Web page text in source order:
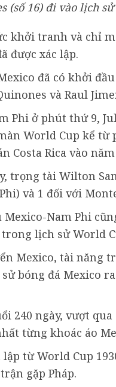
(số 16) đi vào lịch
khởi tranh và chỉ
được xác lập.
đã có khởi
và Raul
Phi ở phút thứ 9,
World Cup kể từ
Costa Rica vào năm
trọng tài Wilton
và 1 đối với
Mexico-Nam Phi
lịch sử World
Mexico, tài năng
bóng đá Mexico
240 ngày, vượt qua
từng khoác áo
lập từ World Cup
gặp Pháp.